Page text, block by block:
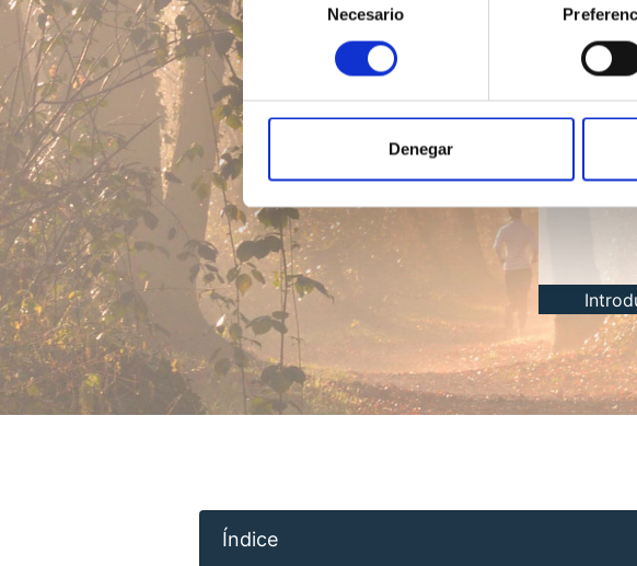
de
consentimiento
Necesario
Denegar
Índice